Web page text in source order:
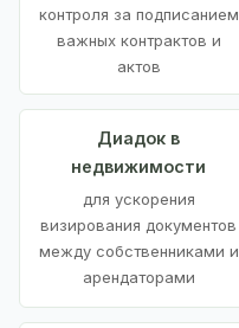
контроля за подписанием
важных контрактов и
актов
Диадок в
недвижимости
для ускорения
визирования документов
между собственниками и
арендаторами